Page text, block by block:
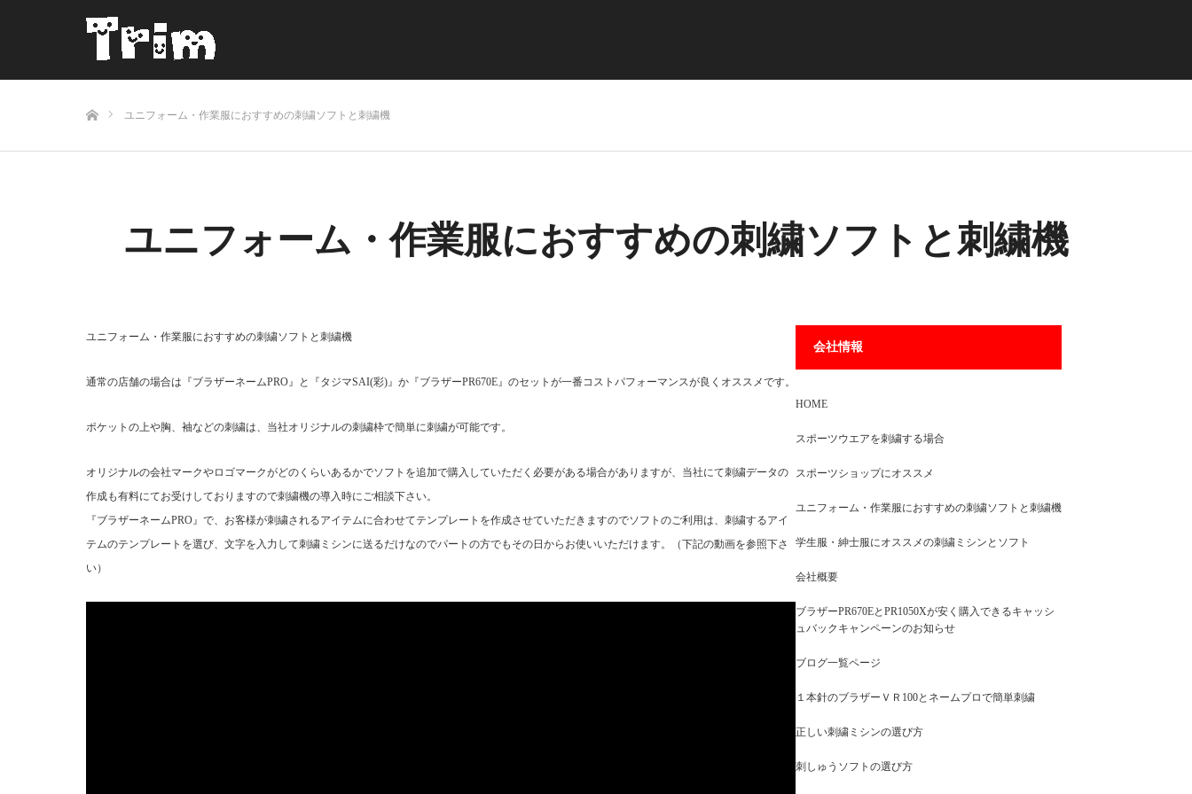
ユニフォーム・作業服におすすめの刺繍ソフトと刺繍機
ユニフォーム・作業服におすすめの刺繍ソフトと刺繍機
ユニフォーム・作業服におすすめの刺繍ソフトと刺繍機
通常の店舗の場合は『ブラザーネームPRO』と『タジマSAI(彩)』か『ブラザーPR670E』のセットが一番コストパフォーマンスが良くオススメです。
ポケットの上や胸、袖などの刺繍は、当社オリジナルの刺繍枠で簡単に刺繍が可能です。
オリジナルの会社マークやロゴマークがどのくらいあるかでソフトを追加で購入していただく必要がある場合がありますが、当社にて刺繍データの
作成も有料にてお受けしておりますので刺繍機の導入時にご相談下さい。
『ブラザーネームPRO』で、お客様が刺繍されるアイテムに合わせてテンプレートを作成させていただきますのでソフトのご利用は、刺繍するアイ
テムのテンプレートを選び、文字を入力して刺繍ミシンに送るだけなのでパートの方でもその日からお使いいただけます。（下記の動画を参照下さ
い）
会社情報
HOME
スポーツウエアを刺繍する場合
スポーツショップにオススメ
ユニフォーム・作業服におすすめの刺繍ソフトと刺繍機
学生服・紳士服にオススメの刺繍ミシンとソフト
会社概要
ブラザーPR670EとPR1050Xが安く購入できるキャッシ
ュバックキャンペーンのお知らせ
ブログ一覧ページ
１本針のブラザーＶＲ100とネームプロで簡単刺繍
正しい刺繍ミシンの選び方
刺しゅうソフトの選び方